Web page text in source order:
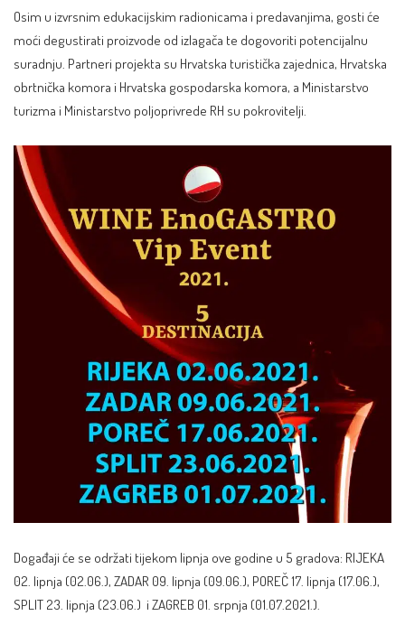
Osim u izvrsnim edukacijskim radionicama i predavanjima, gosti će
moći degustirati proizvode od izlagača te dogovoriti potencijalnu
suradnju. Partneri projekta su Hrvatska turistička zajednica, Hrvatska
obrtnička komora i Hrvatska gospodarska komora, a Ministarstvo
turizma i Ministarstvo poljoprivrede RH su pokrovitelji.
Događaji će se održati tijekom lipnja ove godine u 5 gradova: RIJEKA
02. lipnja (02.06.), ZADAR 09. lipnja (09.06.), POREČ 17. lipnja (17.06.),
SPLIT 23. lipnja (23.06.) i ZAGREB 01. srpnja (01.07.2021.).